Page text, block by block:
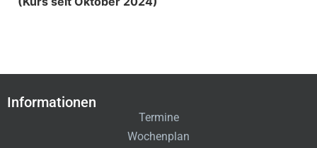
Informationen
Termine
Wochenplan